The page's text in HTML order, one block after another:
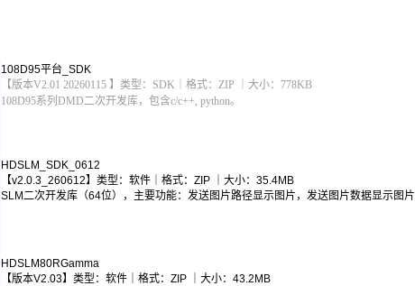
108D95平台_SDK
【版本V2.01 20260115 】 类型：SDK｜格式：ZIP ｜大小：778KB
108D95系列DMD二次开发库，包含c/c++, python。
HDSLM_SDK_0612
【v2.0.3_260612】 类型：软件｜格式：ZIP ｜大小：35.4MB
SLM二次开发库（64位），主要功能：发送图片路径显示图片，发送图片数据显示图片
HDSLM80RGamma
【版本V2.03】 类型：软件｜格式：ZIP ｜大小：43.2MB